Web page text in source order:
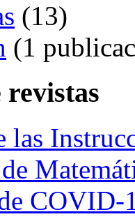
(13)
(1
las
COVID-